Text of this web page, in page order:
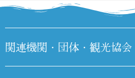
関連機関・団体・観光協会